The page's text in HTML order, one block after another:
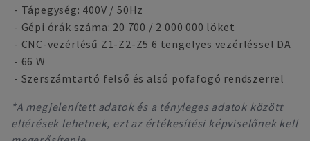
- Tápegység: 400V / 50Hz
- Gépi órák száma: 20 700 / 2 000 000 löket
- CNC-vezérlésű Z1-Z2-Z5 6 tengelyes vezérléssel DA
- 66 W
- Szerszámtartó felső és alsó pofafogó rendszerrel
*A megjelenített adatok és a tényleges adatok között
eltérések lehetnek, ezt az értékesítési képviselőnek kell